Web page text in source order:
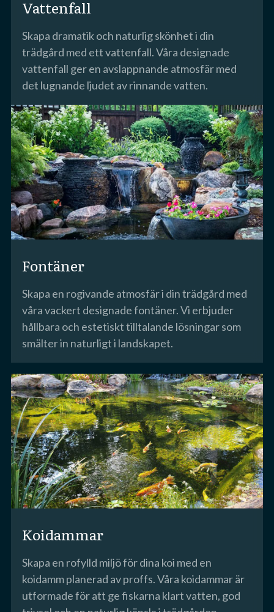
Vattenfall
Skapa dramatik och naturlig skönhet i din
trädgård med ett vattenfall. Våra designade
vattenfall ger en avslappnande atmosfär med
det lugnande ljudet av rinnande vatten.
Fontäner
Skapa en rogivande atmosfär i din trädgård med
våra vackert designade fontäner. Vi erbjuder
hållbara och estetiskt tilltalande lösningar som
smälter in naturligt i landskapet.
Koidammar
Skapa en rofylld miljö för dina koi med en
koidamm planerad av proffs. Våra koidammar är
utformade för att ge fiskarna klart vatten, god